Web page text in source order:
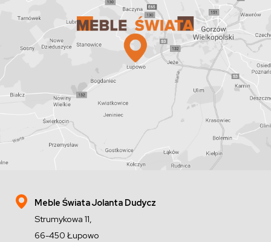
Meble Świata Jolanta Dudycz
Strumykowa 11,
66-450 Łupowo